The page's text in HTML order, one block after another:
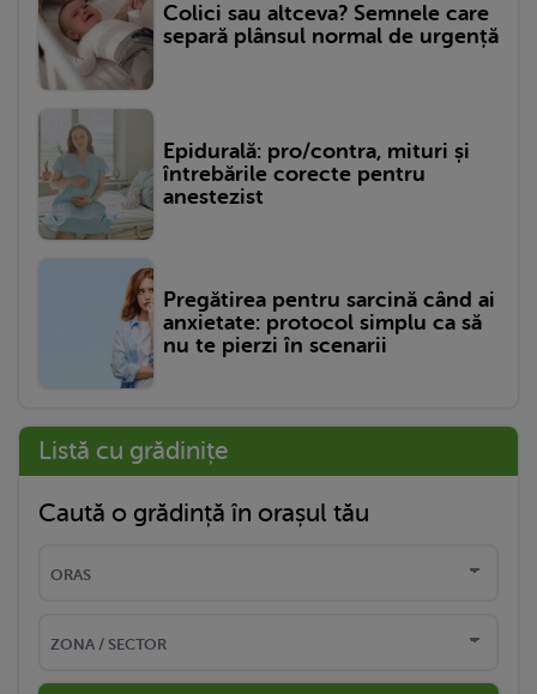
Colici sau altceva? Semnele care
separă plânsul normal de urgență
Epidurală: pro/contra, mituri și
întrebările corecte pentru
anestezist
Pregătirea pentru sarcină când ai
anxietate: protocol simplu ca să
nu te pierzi în scenarii
Listă cu grădinițe
Caută o grădință în orașul tău